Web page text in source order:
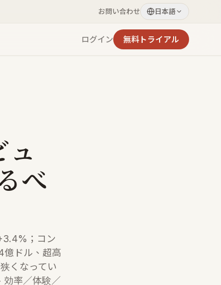
お問い合わせ 日本語
ログイン 無料トライアル
べ
；コン
億ドル、超高
くなってい
効率／体験／